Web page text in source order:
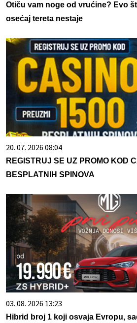
Otiču vam noge od vrućine? Evo
osećaj tereta nestaje
20. 07. 2026 08:04
REGISTRUJ SE UZ PROMO KOD
BESPLATNIH SPINOVA
03. 08. 2026 13:23
Hibrid broj 1 koji osvaja Evropu,